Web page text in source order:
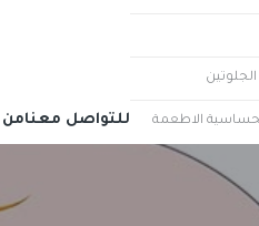
الاطعمة للتواصل معنامن